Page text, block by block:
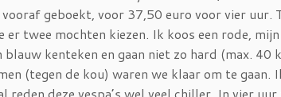
geboekt, voor 37,50 euro voor vier uur.
er twee mochten kiezen. Ik koos een rode,
blauw kenteken en gaan niet zo hard (max.
(tegen de kou) waren we klaar om te
reden deze vespa’s wel veel chiller. In vier